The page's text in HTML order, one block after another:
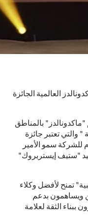
العالمية الجائزة
بالمناطق
والتي تعتبر جائزة
للشركة سمو الأمير
"ستيف إيستربروك"
تمنح لأفضل وكلاء
ويساهمون بدعم
الثقة لعلامة